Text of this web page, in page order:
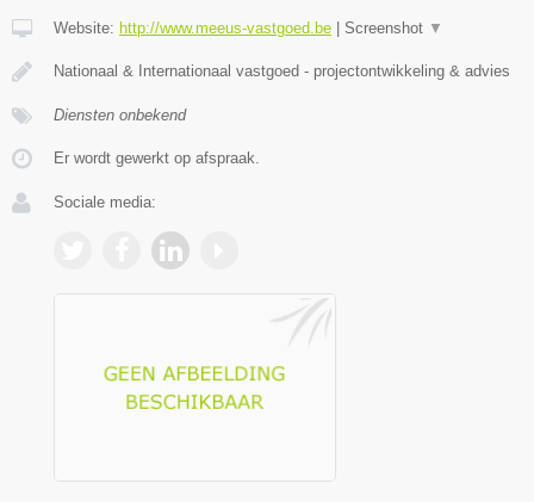
Website: http://www.meeus-vastgoed.be | Screenshot ▼
Nationaal & Internationaal vastgoed - projectontwikkeling & advies
Diensten onbekend
Er wordt gewerkt op afspraak.
Sociale media: